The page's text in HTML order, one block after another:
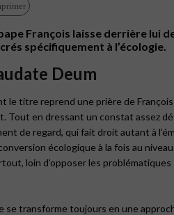
François laisse derrière lui
spécifiquement à l’écologie.
Deum
le titre reprend une prière de
Tout en dressant un constat assez
de regard, qui fait droit autant à
écologique à la fois au
loin d’opposer les
se transforme toujours en une